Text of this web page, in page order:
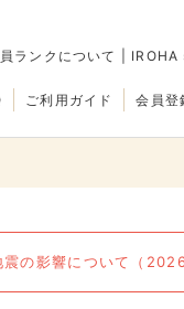
ランクについて IROHA
会員登
ご利用ガイド
の影響について（